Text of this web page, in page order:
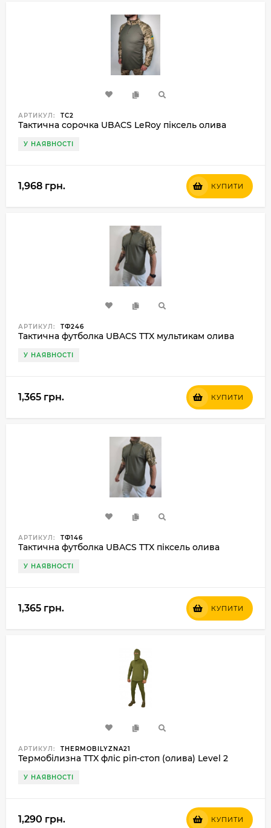
АРТИКУЛ: ТС2
Тактична сорочка UBACS LeRoy піксель олива
У НАЯВНОСТІ
1,968 грн. КУПИТИ
АРТИКУЛ: ТФ246
Тактична футболка UBACS TTX мультикам олива
У НАЯВНОСТІ
1,365 грн. КУПИТИ
АРТИКУЛ: ТФ146
Тактична футболка UBACS TTX піксель олива
У НАЯВНОСТІ
1,365 грн. КУПИТИ
АРТИКУЛ: THERMOBILYZNA21
Термобілизна TTX фліс ріп-стоп (олива) Level 2
У НАЯВНОСТІ
1,290 грн. КУПИТИ